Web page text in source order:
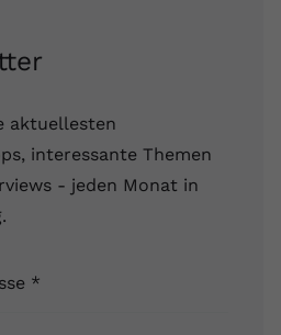
aktuellesten
interessante Themen
- jeden Monat in
*